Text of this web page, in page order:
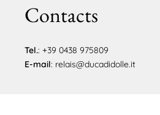
Contacts
Tel.: +39 0438 975809
E-mail: relais@ducadidolle.it